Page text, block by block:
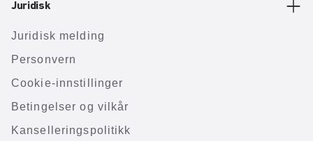
Juridisk
Juridisk melding
Personvern
Cookie-innstillinger
Betingelser og vilkår
Kanselleringspolitikk